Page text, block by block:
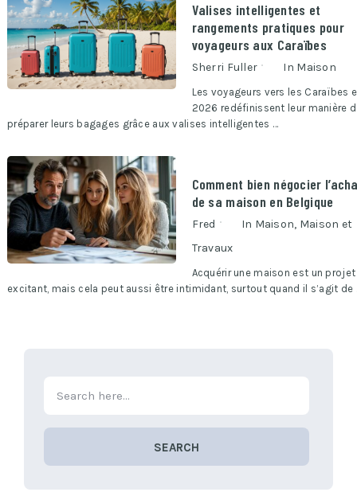
Valises intelligentes et
rangements pratiques pour
voyageurs aux Caraïbes
Sherri Fuller In Maison
Les voyageurs vers les Caraïbes
2026 redéfinissent leur manière
préparer leurs bagages grâce aux valises intelligentes …
Comment bien négocier
de sa maison en Belgique
Fred In Maison, Maison et
Travaux
Acquérir une maison est un projet
excitant, mais cela peut aussi être intimidant, surtout quand il s’agit de
SEARCH